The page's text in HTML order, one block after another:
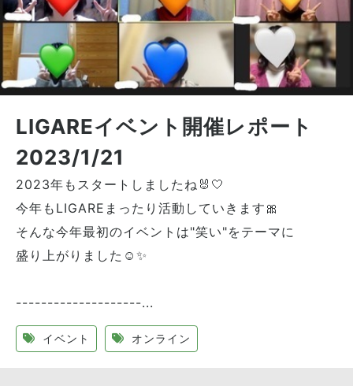
LIGAREイベント開催レポート
2023/1/21
2023年もスタートしましたね🐰🤍
今年もLIGAREまったり活動していきます🎀
そんな今年最初のイベントは"笑い"をテーマに
盛り上がりました☺︎✨
--------------------...
イベント オンライン